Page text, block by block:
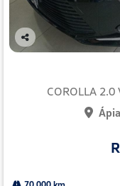
Co
COROLLA 2.0